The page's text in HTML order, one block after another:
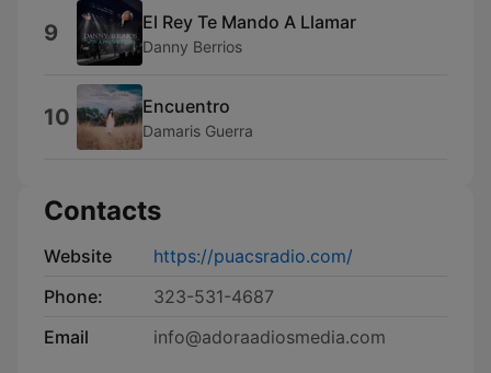
9 El Rey Te Mando A Llamar
Danny Berrios
10 Encuentro
Damaris Guerra
Contacts
Website
https://puacsradio.com/
Phone:
323-531-4687
Email
info@adoraadiosmedia.com